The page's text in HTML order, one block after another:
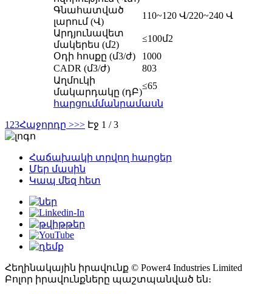
Գնահատված
լարում (Վ)
110~120 Վ/220~240 Վ
Արդյունավետ
մակերես (մ2)
≤100մ2
Օդի հոսքը (մ3/ժ)
1000
CADR (մ3/ժ)
803
Աղմուկի
մակարդակը (դԲ)
≤65
հարցումմանրամասն
1 23Հաջորդը >>> Էջ 1 / 3
Հաճախակի տրվող հարցեր
Մեր մասին
Կապ մեզ հետ
Հեղինակային իրավունք © Power4 Industries Limited
Բոլոր իրավունքները պաշտպանված են։